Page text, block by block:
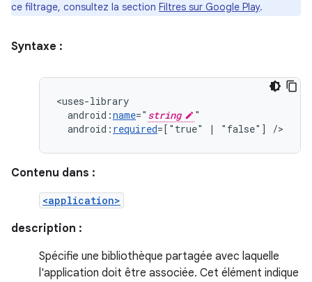
ce filtrage, consultez la section Filtres sur Google Play.
Syntaxe :
android:name=" string
android: required=["true" | "false"] />
Contenu dans :
<application>
description :
Spécifie une bibliothèque partagée avec laquelle
l'application doit être associée. Cet élément indique